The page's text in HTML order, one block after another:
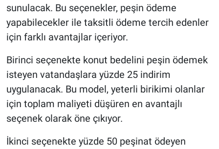
sunulacak. Bu seçenekler, peşin ödeme
yapabilecekler ile taksitli ödeme tercih edenler
için farklı avantajlar içeriyor.
Birinci seçenekte konut bedelini peşin ödemek
isteyen vatandaşlara yüzde 25 indirim
uygulanacak. Bu model, yeterli birikimi olanlar
için toplam maliyeti düşüren en avantajlı
seçenek olarak öne çıkıyor.
İkinci seçenekte yüzde 50 peşinat ödeyen